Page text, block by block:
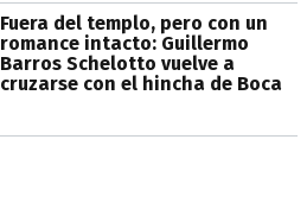
Fuera del templo, pero con un
romance intacto: Guillermo
Barros Schelotto vuelve a
cruzarse con el hincha de Boca